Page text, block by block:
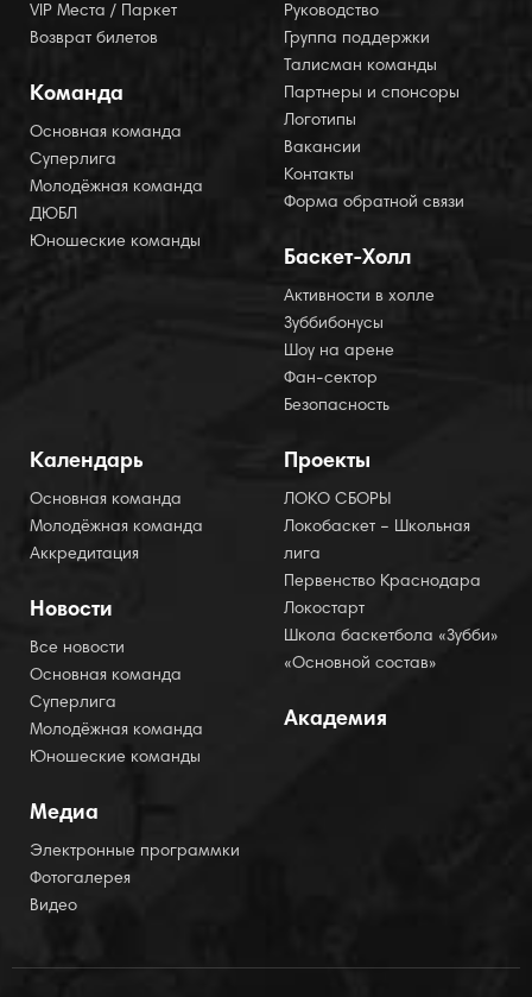
VIP Места / Паркет
Возврат билетов
Команда
Основная команда
Суперлига
Молодёжная команда
ДЮБЛ
Юношеские команды
Руководство
Группа поддержки
Талисман команды
Партнеры и спонсоры
Логотипы
Вакансии
Контакты
Форма обратной связи
Баскет-Холл
Активности в холле
Зуббибонусы
Шоу на арене
Фан-сектор
Безопасность
Календарь
Основная команда
Молодёжная команда
Аккредитация
Новости
Все новости
Основная команда
Суперлига
Молодёжная команда
Юношеские команды
Медиа
Электронные программки
Фотогалерея
Видео
Проекты
ЛОКО СБОРЫ
Локобаскет – Школьная
лига
Первенство Краснодара
Локостарт
Школа баскетбола «Зубби»
«Основной состав»
Академия